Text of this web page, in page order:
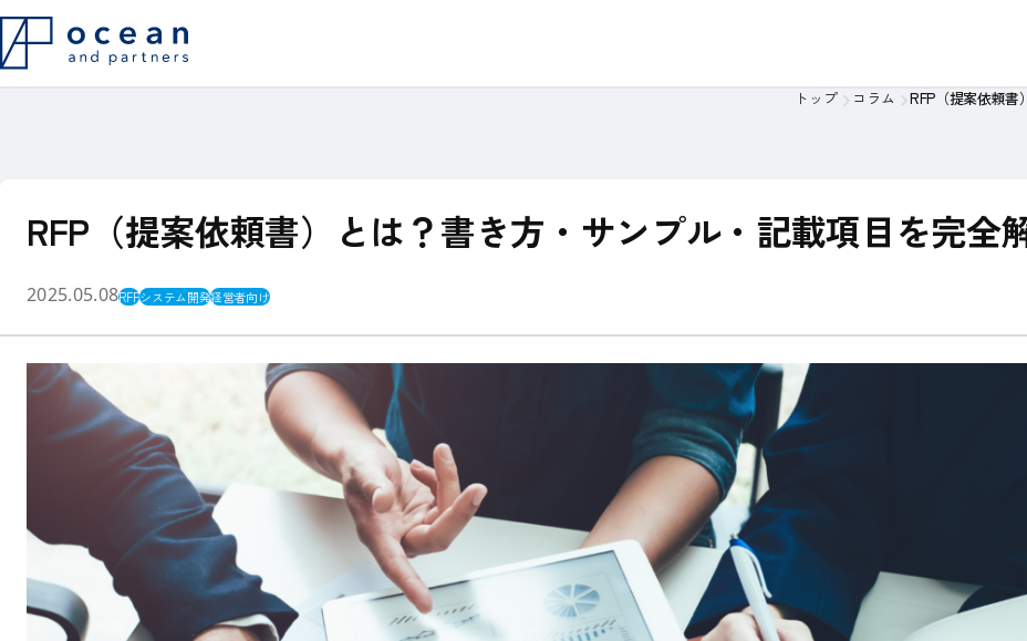
このようなシーンで
他社との違い
よくある20のご相談
システム内製化支援 よくある質問 料金の考え方
トップ コラム RFP（提案依頼
RFP（提案依頼書）とは？書き方・サンプル・記載項目を完全
2025.05.08RFPシステム開発経営者向け